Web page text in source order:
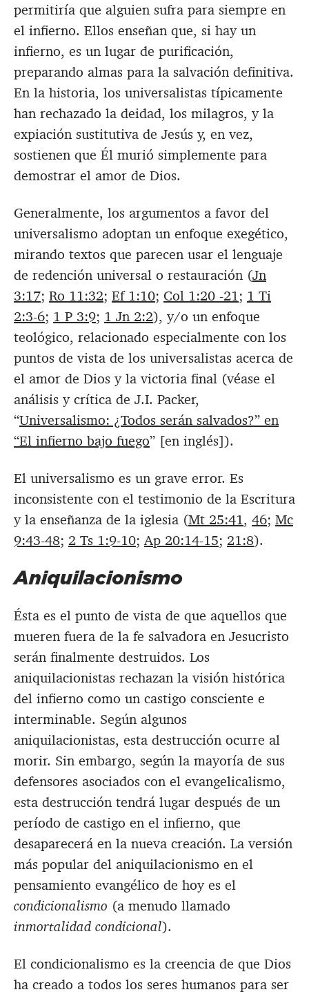
permitiría que alguien sufra para siempre en
el infierno. Ellos enseñan que, si hay un
infierno, es un lugar de purificación,
preparando almas para la salvación definitiva.
En la historia, los universalistas típicamente
han rechazado la deidad, los milagros, y la
expiación sustitutiva de Jesús y, en vez,
sostienen que Él murió simplemente para
demostrar el amor de Dios.
Generalmente, los argumentos a favor del
universalismo adoptan un enfoque exegético,
mirando textos que parecen usar el lenguaje
de redención universal o restauración (Jn
3:17; Ro 11:32; Ef 1:10; Col 1:20 -21; 1 Ti
2:3-6; 1 P 3:9; 1 Jn 2:2), y/o un enfoque
teológico, relacionado especialmente con los
puntos de vista de los universalistas acerca de
el amor de Dios y la victoria final (véase el
análisis y crítica de J.I. Packer,
“Universalismo: ¿Todos serán salvados?” en
“El infierno bajo fuego” [en inglés]).
El universalismo es un grave error. Es
inconsistente con el testimonio de la Escritura
y la enseñanza de la iglesia (Mt 25:41, 46; Mc
9:43-48; 2 Ts 1:9-10;Ap 20:14-15; 21:8).
Aniquilacionismo
Ésta es el punto de vista de que aquellos que
mueren fuera de la fe salvadora en Jesucristo
serán finalmente destruidos. Los
aniquilacionistas rechazan la visión histórica
del infierno como un castigo consciente e
interminable. Según algunos
aniquilacionistas, esta destrucción ocurre al
morir. Sin embargo, según la mayoría de sus
defensores asociados con el evangelicalismo,
esta destrucción tendrá lugar después de un
período de castigo en el infierno, que
desaparecerá en la nueva creación. La versión
más popular del aniquilacionismo en el
pensamiento evangélico de hoy es el
condicionalismo (a menudo llamado
inmortalidad condicional).
El condicionalismo es la creencia de que Dios
ha creado a todos los seres humanos para ser